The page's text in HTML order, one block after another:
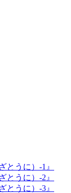
とうに）-1』
とうに）-2』
とうに）-3』